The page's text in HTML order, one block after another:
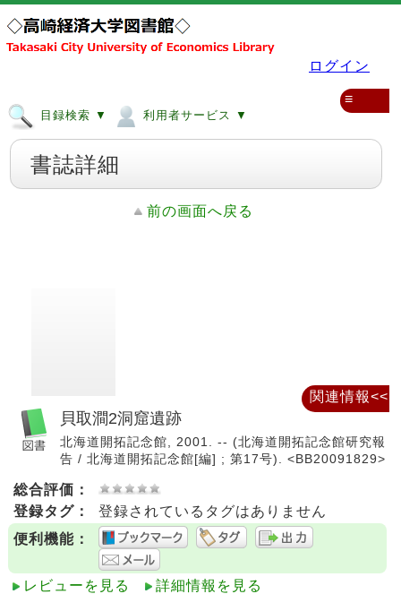
ログイン
目録検索 ▼ 利用者サービス ▼
≡
書誌詳細
前の画面へ戻る
貝取澗2洞窟遺跡
北海道開拓記念館, 2001. -- (北海道開拓記念館研究報
告 / 北海道開拓記念館[編] ; 第17号). <BB20091829>
総合評価：
登録タグ：
登録されているタグはありません
便利機能：
レビューを見る 詳細情報を見る
関連情報<<